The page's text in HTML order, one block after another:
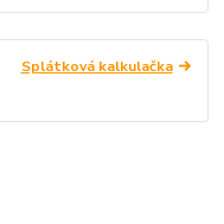
Splátková kalkulačka